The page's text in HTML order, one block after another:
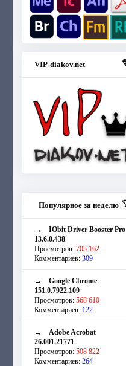
VIP-diakov.net
Популярное за неделю
→ IObit Driver Booster Pro
13.6.0.438
Просмотров: 705 162
Комментариев: 309
→ Google Chrome
151.0.7922.109
Просмотров: 568 610
Комментариев: 122
→ Adobe Acrobat
26.001.21771
Просмотров: 508 822
Комментариев: 264